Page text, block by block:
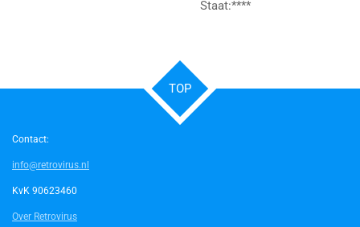
Staat:****
TOP
Contact:
info@retrovirus.nl
KvK 90623460
Over Retrovirus